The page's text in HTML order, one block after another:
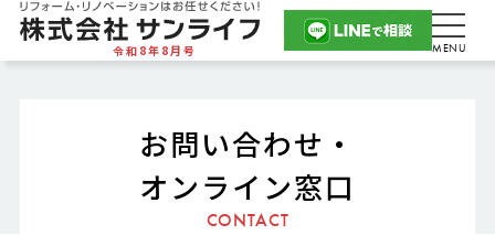
令和8年8月号
お問い合わせ・
オンライン窓口
CONTACT